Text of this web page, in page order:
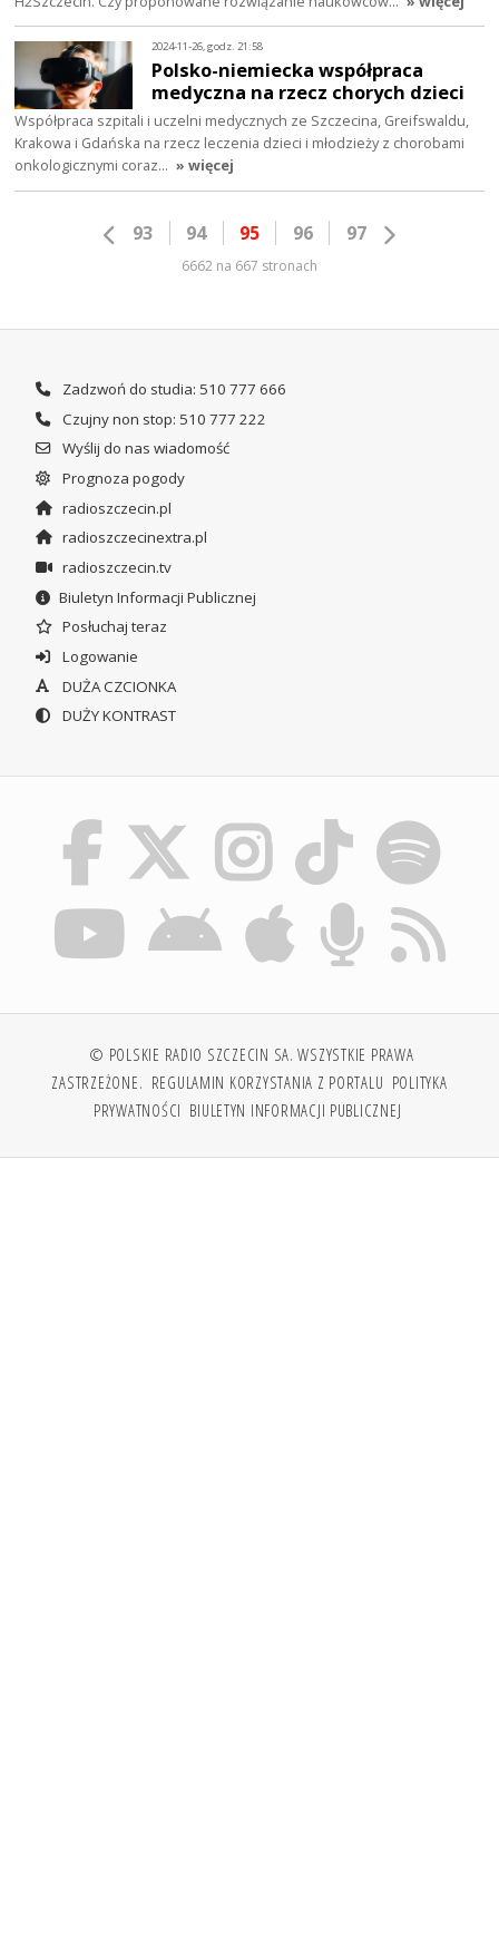
2024-11-26, godz. 21:58
Polsko-niemiecka współpraca
medyczna na rzecz chorych dzieci
Współpraca szpitali i uczelni medycznych ze Szczecina, Greifswaldu,
Krakowa i Gdańska na rzecz leczenia dzieci i młodzieży z chorobami
onkologicznymi coraz… » więcej
93 94 95 96 97
6662 na 667 stronach
Zadzwoń do studia: 510 777 666
Czujny non stop: 510 777 222
Wyślij do nas wiadomość
Prognoza pogody
radioszczecin.pl
radioszczecinextra.pl
radioszczecin.tv
Biuletyn Informacji Publicznej
Posłuchaj teraz
Logowanie
DUŻA CZCIONKA
DUŻY KONTRAST
© POLSKIE RADIO SZCZECIN SA. WSZYSTKIE PRAWA
ZASTRZEŻONE. REGULAMIN KORZYSTANIA Z PORTALU POLITYKA
PRYWATNOŚCI BIULETYN INFORMACJI PUBLICZNEJ